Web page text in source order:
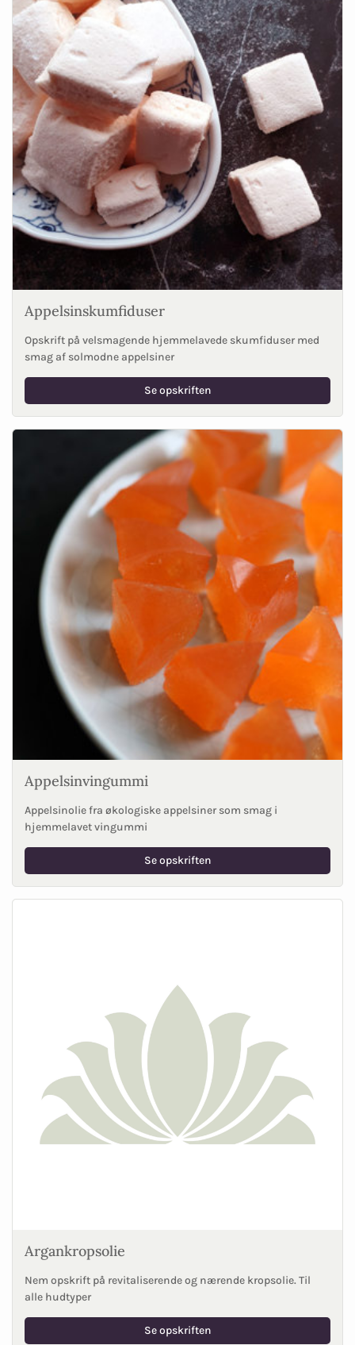
Appelsinskumfiduser
Opskrift på velsmagende hjemmelavede skumfiduser med
smag af solmodne appelsiner
Se opskriften
Appelsinvingummi
Appelsinolie fra økologiske appelsiner som smag i
hjemmelavet vingummi
Se opskriften
Argankropsolie
Nem opskrift på revitaliserende og nærende kropsolie. Til
alle hudtyper
Se opskriften